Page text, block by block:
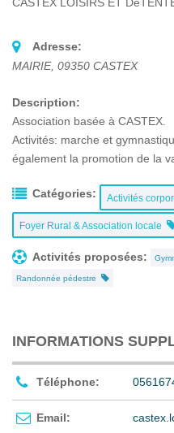
Adresse:
MAIRIE, 09350 CASTEX
Description:
Association basée à CASTEX.
Activités: marche et
également la promotion de la
Catégories: Activités
Foyer Rural & Association locale
Activités proposées:
Randonnée pédestre
INFORMATIONS
Téléphone:
Email: